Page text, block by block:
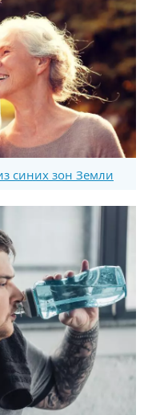
синих зон Земли